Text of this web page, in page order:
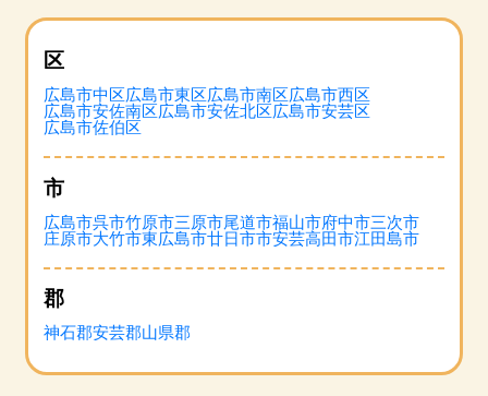
区
広島市中区広島市東区広島市南区広島市西区
広島市安佐南区広島市安佐北区広島市安芸区
広島市佐伯区
市
広島市呉市竹原市三原市尾道市福山市府中市三次市
庄原市大竹市東広島市廿日市市安芸高田市江田島市
郡
神石郡安芸郡山県郡